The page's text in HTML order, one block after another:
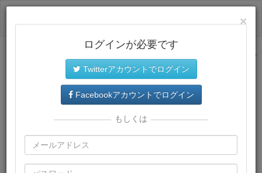
サイトトップに戻る
プレミアム会員では、教材がダウンロードでき、快適な動画
再生環境が提供されます。
×
ログインが必要です
Twitterアカウントでログイン
Facebookアカウントでログイン
もしくは